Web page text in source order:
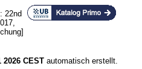
22nd
2026 CEST automatisch erstellt.